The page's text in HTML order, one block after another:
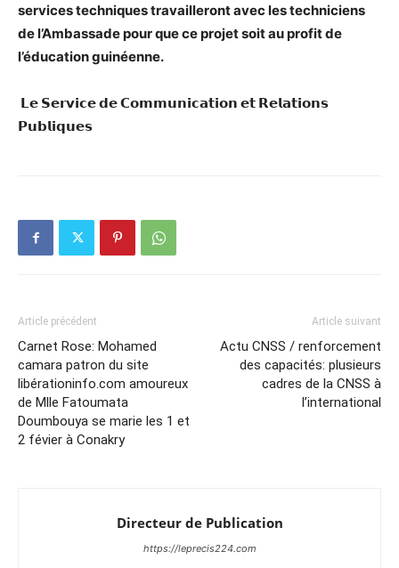
services techniques travailleront avec les techniciens
de l’Ambassade pour que ce projet soit au profit de
l’éducation guinéenne.
𝗟𝗲 𝗦𝗲𝗿𝘃𝗶𝗰𝗲 𝗱𝗲 𝗖𝗼𝗺𝗺𝘂𝗻𝗶𝗰𝗮𝘁𝗶𝗼𝗻 𝗲𝘁 𝗥𝗲𝗹𝗮𝘁𝗶𝗼𝗻𝘀
𝗣𝘂𝗯𝗹𝗶𝗾𝘂𝗲𝘀
Article précédent
Carnet Rose: Mohamed
camara patron du site
libérationinfo.com amoureux
de Mlle Fatoumata
Doumbouya se marie les 1 et
2 févier à Conakry
Article suivant
Actu CNSS / renforcement
des capacités: plusieurs
cadres de la CNSS à
l’international
Directeur de Publication
https://leprecis224.com